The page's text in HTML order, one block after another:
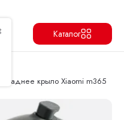
Каталог
Заднее крыло Xiaomi m365